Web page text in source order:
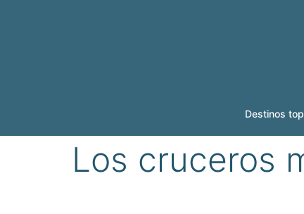
Destinos top
Los cruceros